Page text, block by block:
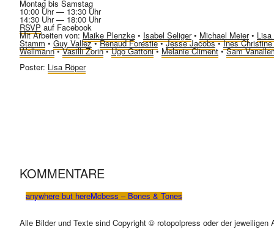
Montag bis Samstag
10:00 Uhr — 13:30 Uhr
14:30 Uhr — 18:00 Uhr
RSVP auf Facebook
Mit Arbeiten von: Maike Plenzke • Isabel Seliger• Michael Meier• Lisa
Stamm • Guy Vallez•Renaud Forestie•Jesse Jacobs•Ines
Wellmann•Vasilli Zorin•Ugo Gattoni• Melanie Climent •Sam
Poster: Lisa Röper
KOMMENTARE
anywhere but hereMcbess – Bones & Tones
Alle Bilder und Texte sind Copyright © rotopolpress oder der jeweiligen